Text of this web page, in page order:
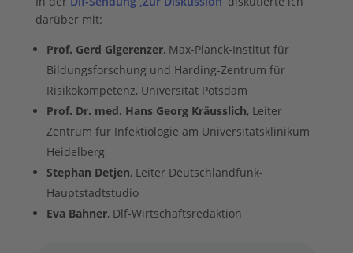
darüber mit:
Prof. Gerd Gigerenzer, Max-Planck-Institut für
Bildungsforschung und Harding-Zentrum für
Risikokompetenz, Universität Potsdam
Prof. Dr. med. Hans Georg Kräusslich, Leiter
Zentrum für Infektiologie am Universitätsklinikum
Heidelberg
Stephan Detjen, Leiter Deutschlandfunk-
Hauptstadtstudio
Eva Bahner, Dlf-Wirtschaftsredaktion